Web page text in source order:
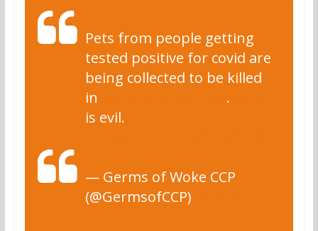
Pets from people getting
tested positive for covid are
being collected to be killed
in
.
is evil.
— Germs of Woke CCP
(@GermsofCCP)